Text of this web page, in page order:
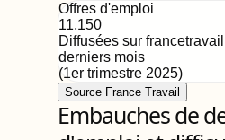
Offres d'emploi
11,150
Diffusées sur
derniers mois
(1er trimestre 2025)
Source France Travail
Embauches de